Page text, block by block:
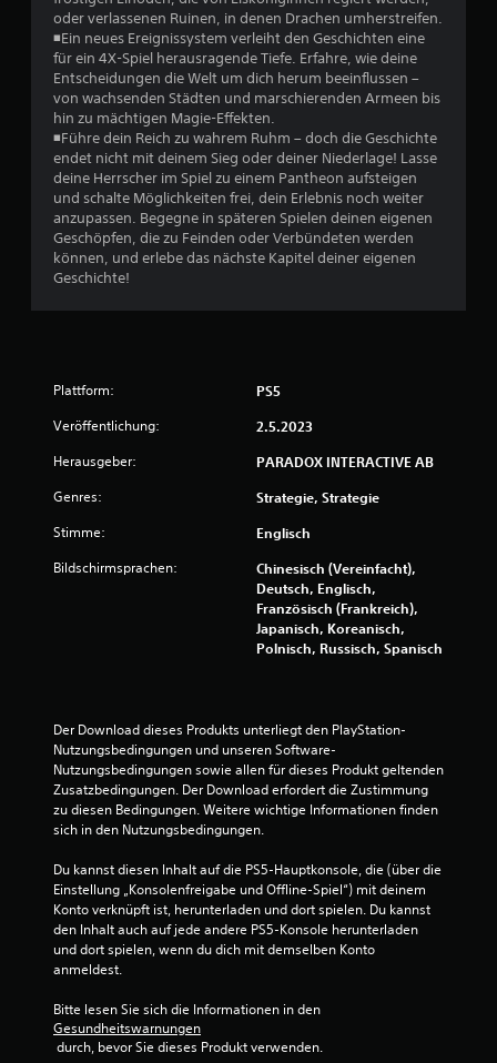
u
n
g
s
s
t
e
u
e
r
u
n
g
e
v
d
n
s
p
i
e
l
b
a
r
o
h
n
e
b
r
ü
a
s
S
p
i
e
l
g
e
n
a
u
a
n
e
l
f
u
w
o
d
u
a
u
g
e
h
ö
r
t
a
s
t
oder verlassenen Ruinen, in denen Drachen umherstreifen.
◾Ein neues Ereignissystem verleiht den Geschichten eine
für ein 4X-Spiel herausragende Tiefe. Erfahre, wie deine
Entscheidungen die Welt um dich herum beeinflussen –
von wachsenden Städten und marschierenden Armeen bis
hin zu mächtigen Magie-Effekten.
◾Führe dein Reich zu wahrem Ruhm – doch die Geschichte
endet nicht mit deinem Sieg oder deiner Niederlage! Lasse
deine Herrscher im Spiel zu einem Pantheon aufsteigen
und schalte Möglichkeiten frei, dein Erlebnis noch weiter
anzupassen. Begegne in späteren Spielen deinen eigenen
Geschöpfen, die zu Feinden oder Verbündeten werden
können, und erlebe das nächste Kapitel deiner eigenen
Geschichte!
Plattform: PS5
Veröffentlichung: 2.5.2023
Herausgeber: PARADOX INTERACTIVE AB
Genres: Strategie, Strategie
Stimme: Englisch
Bildschirmsprachen:
Chinesisch (Vereinfacht),
Deutsch, Englisch,
Französisch (Frankreich),
Japanisch, Koreanisch,
Polnisch, Russisch, Spanisch
Der Download dieses Produkts unterliegt den PlayStation-
Nutzungsbedingungen und unseren Software-
Nutzungsbedingungen sowie allen für dieses Produkt geltenden
Zusatzbedingungen. Der Download erfordert die Zustimmung
zu diesen Bedingungen. Weitere wichtige Informationen finden
sich in den Nutzungsbedingungen.
Du kannst diesen Inhalt auf die PS5-Hauptkonsole, die (über die
Einstellung „Konsolenfreigabe und Offline-Spiel“) mit deinem
Konto verknüpft ist, herunterladen und dort spielen. Du kannst
den Inhalt auch auf jede andere PS5-Konsole herunterladen
und dort spielen, wenn du dich mit demselben Konto
anmeldest.
Bitte lesen Sie sich die Informationen in den
Gesundheitswarnungen
durch, bevor Sie dieses Produkt verwenden.